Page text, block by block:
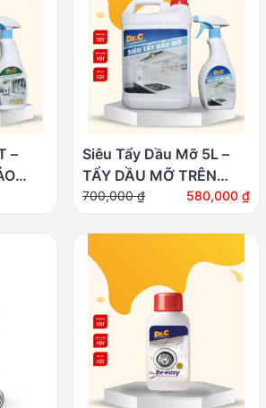
–
Siêu Tẩy Dầu Mỡ 5L –
TẨY DẦU MỠ TRÊN
LƯỚI LỌC MÁY HÚT
700,000₫
Giá
là:
700,000 ₫.
580,000 ₫
Giá
tại
là:
580,000 ₫.